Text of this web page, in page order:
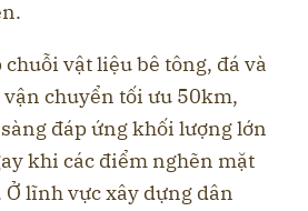
vật liệu bê tông, đá và
chuyển tối ưu 50km,
đáp ứng khối lượng lớn
khi các điểm nghẽn mặt
Ở lĩnh vực xây dựng dân